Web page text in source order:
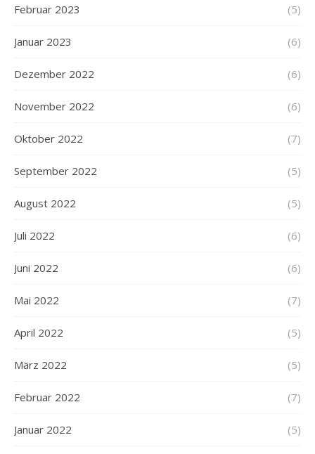
Februar 2023 (5)
Januar 2023 (6)
Dezember 2022 (6)
November 2022 (6)
Oktober 2022 (7)
September 2022 (5)
August 2022 (5)
Juli 2022 (6)
Juni 2022 (6)
Mai 2022 (7)
April 2022 (5)
März 2022 (5)
Februar 2022 (7)
Januar 2022 (5)